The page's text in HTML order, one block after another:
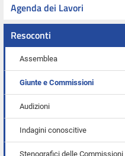
Agenda dei Lavori
Resoconti
Assemblea
Giunte e Commissioni
Audizioni
Indagini conoscitive
Stenografici delle Commissioni